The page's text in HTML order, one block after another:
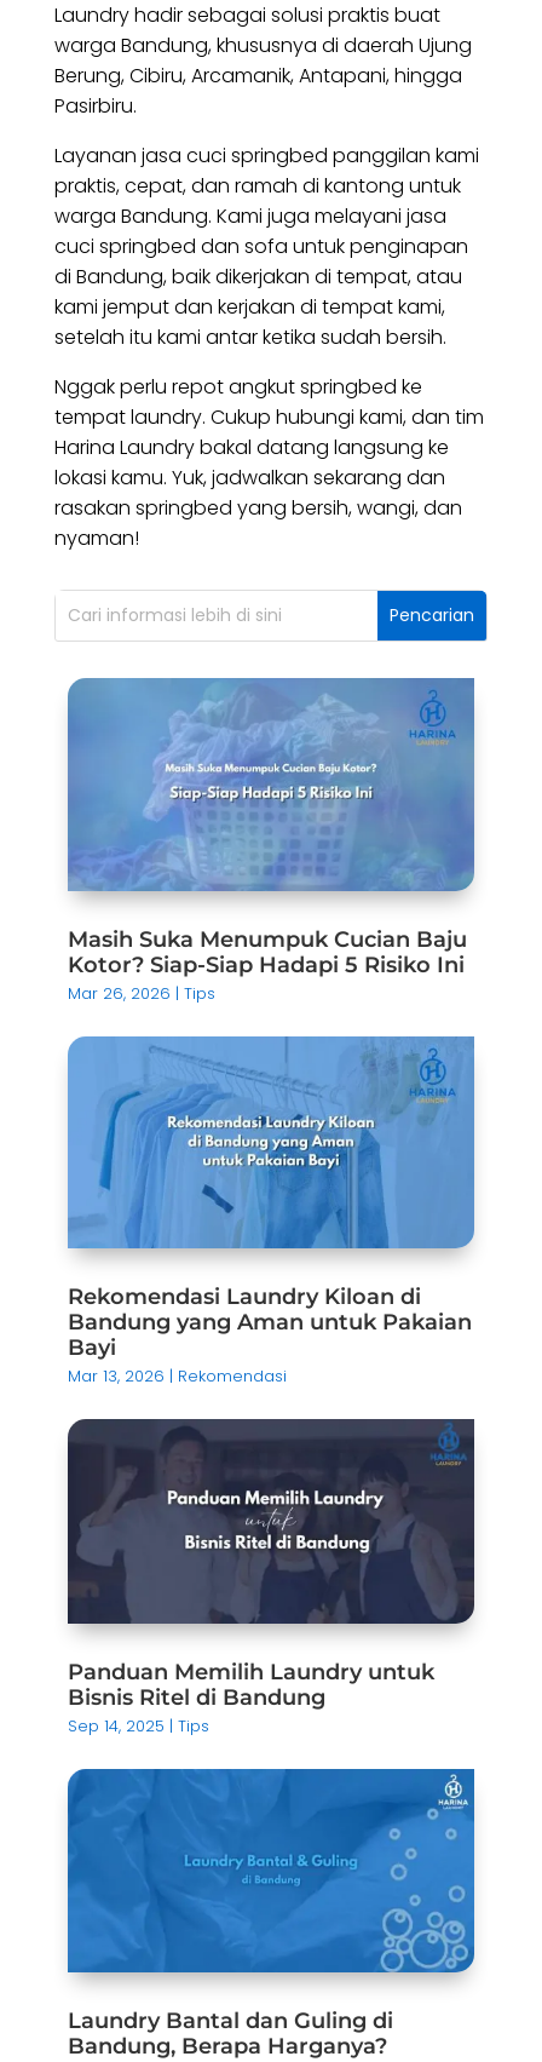
Laundry hadir sebagai solusi praktis buat
warga Bandung, khususnya di daerah Ujung
Berung, Cibiru, Arcamanik, Antapani, hingga
Pasirbiru.
Layanan jasa cuci springbed panggilan kami
praktis, cepat, dan ramah di kantong untuk
warga Bandung. Kami juga melayani jasa
cuci springbed dan sofa untuk penginapan
di Bandung, baik dikerjakan di tempat, atau
kami jemput dan kerjakan di tempat kami,
setelah itu kami antar ketika sudah bersih.
Nggak perlu repot angkut springbed ke
tempat laundry. Cukup hubungi kami, dan tim
Harina Laundry bakal datang langsung ke
lokasi kamu. Yuk, jadwalkan sekarang dan
rasakan springbed yang bersih, wangi, dan
nyaman!
Masih Suka Menumpuk Cucian Baju
Kotor? Siap-Siap Hadapi 5 Risiko Ini
Mar 26, 2026 | Tips
Rekomendasi Laundry Kiloan di
Bandung yang Aman untuk Pakaian
Bayi
Mar 13, 2026 | Rekomendasi
Panduan Memilih Laundry untuk
Bisnis Ritel di Bandung
Sep 14, 2025 | Tips
Laundry Bantal dan Guling di
Bandung, Berapa Harganya?